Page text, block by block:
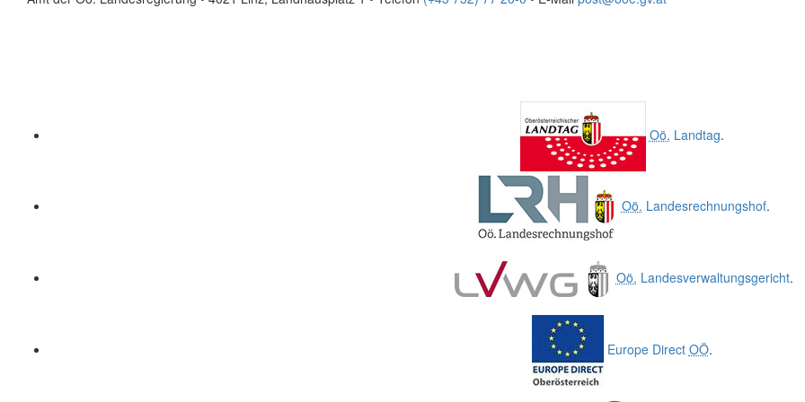
Oö. Landtag.
Oö. Landesrechnungshof.
Oö. Landesverwaltungsgericht.
Europe Direct OÖ.